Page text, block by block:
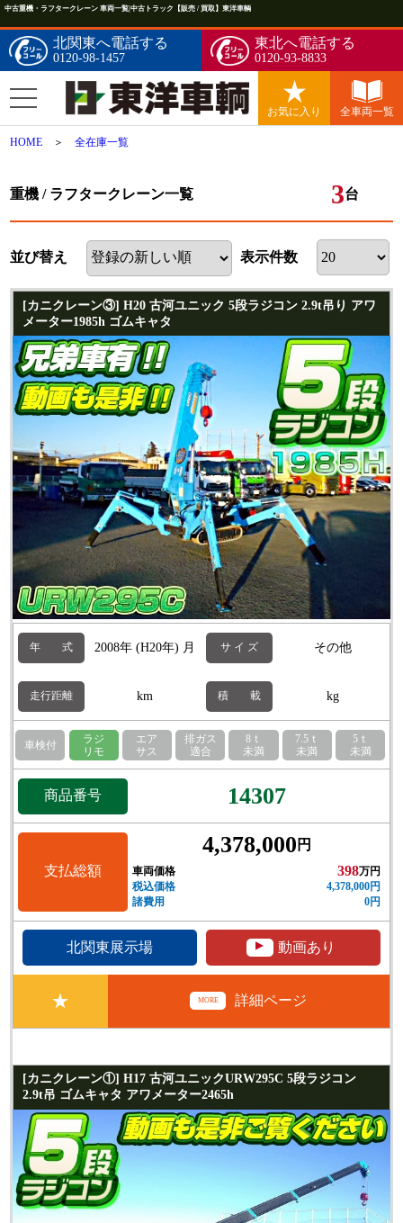
中古重機・ラフタークレーン 車両一覧|中古トラック【販売 / 買取】東洋車輌
北関東へ電話する
0120-98-1457
東北へ電話する
0120-93-8833
お気に入り 全車両一覧
HOME ＞全在庫一覧
重機 / ラフタークレーン一覧 3台
並び替え 表示件数
[カニクレーン③] H20 古河ユニック 5段ラジコン 2.9t吊り アワ
メーター1985h ゴムキャタ
年 式 2008年 (H20年) 月 サ イ ズ その他
走行距離 km 積 載 kg
車検付
ラジ
リモ
エア
サス
排ガス
適合
8ｔ
未満
7.5ｔ
未満
5ｔ
未満
商品番号 14307
支払総額
4,378,000 円
車両価格 398万円
税込価格
4,378,000円
諸費用
0円
北関東展示場 ▲ 動画あり
★ MORE 詳細ページ
[カニクレーン①] H17 古河ユニックURW295C 5段ラジコン
2.9t吊 ゴムキャタ アワメーター2465h